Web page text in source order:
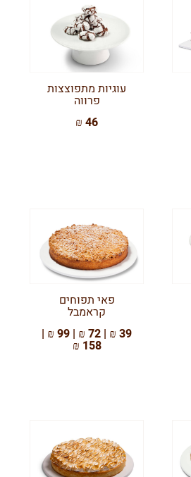
עוגיות מתפוצצות
פרווה
46 ₪
פאי תפוחים
קראמבל
39 ₪ | 72 ₪ | 99 ₪ |
158 ₪